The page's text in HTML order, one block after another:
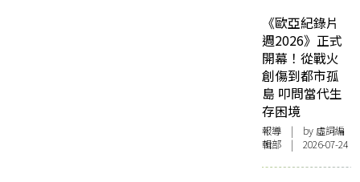
《歐亞紀錄片
週2026》正式
開幕！從戰火
創傷到都市孤
島 叩問當代生
存困境
報導 | by 虛詞編
輯部 | 2026-07-24